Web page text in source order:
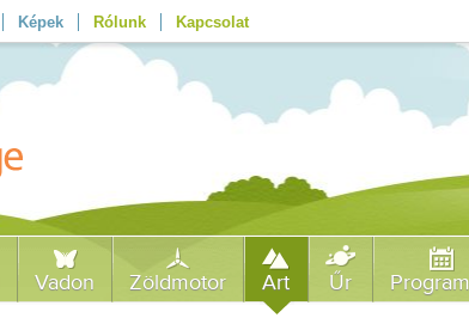
Képek Rólunk Kapcsolat
Vadon Zöldmotor Art Űr